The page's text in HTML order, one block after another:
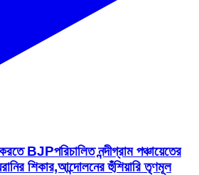
BJPপরিচালিত নন্দীগ্রাম পঞ্চায়েতের
শিকার,আন্দোলনের হুঁশিয়ারি তৃণমূল